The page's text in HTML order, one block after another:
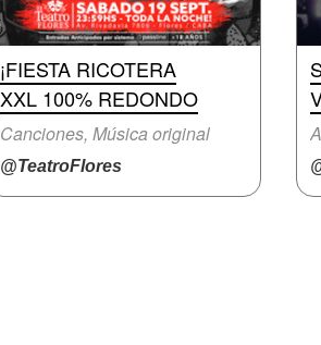
¡FIESTA RICOTERA
XXL 100% REDONDO
Canciones, Música original
@TeatroFlores